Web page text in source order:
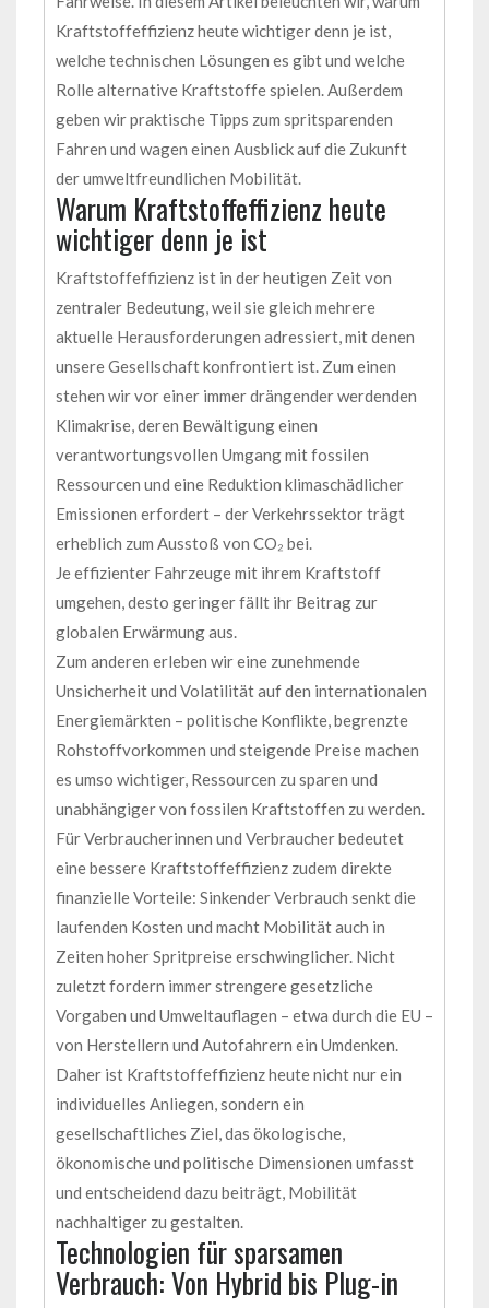
Kraftstoffeffizienz heute wichtiger denn je ist,
welche technischen Lösungen es gibt und welche
Rolle alternative Kraftstoffe spielen. Außerdem
geben wir praktische Tipps zum spritsparenden
Fahren und wagen einen Ausblick auf die Zukunft
der umweltfreundlichen Mobilität.
Warum Kraftstoffeffizienz heute
wichtiger denn je ist
Kraftstoffeffizienz ist in der heutigen Zeit von
zentraler Bedeutung, weil sie gleich mehrere
aktuelle Herausforderungen adressiert, mit denen
unsere Gesellschaft konfrontiert ist. Zum einen
stehen wir vor einer immer drängender werdenden
Klimakrise, deren Bewältigung einen
verantwortungsvollen Umgang mit fossilen
Ressourcen und eine Reduktion klimaschädlicher
Emissionen erfordert – der Verkehrssektor trägt
erheblich zum Ausstoß von CO₂ bei.
Je effizienter Fahrzeuge mit ihrem Kraftstoff
umgehen, desto geringer fällt ihr Beitrag zur
globalen Erwärmung aus.
Zum anderen erleben wir eine zunehmende
Unsicherheit und Volatilität auf den internationalen
Energiemärkten – politische Konflikte, begrenzte
Rohstoffvorkommen und steigende Preise machen
es umso wichtiger, Ressourcen zu sparen und
unabhängiger von fossilen Kraftstoffen zu werden.
Für Verbraucherinnen und Verbraucher bedeutet
eine bessere Kraftstoffeffizienz zudem direkte
finanzielle Vorteile: Sinkender Verbrauch senkt die
laufenden Kosten und macht Mobilität auch in
Zeiten hoher Spritpreise erschwinglicher. Nicht
zuletzt fordern immer strengere gesetzliche
Vorgaben und Umweltauflagen – etwa durch die EU –
von Herstellern und Autofahrern ein Umdenken.
Daher ist Kraftstoffeffizienz heute nicht nur ein
individuelles Anliegen, sondern ein
gesellschaftliches Ziel, das ökologische,
ökonomische und politische Dimensionen umfasst
und entscheidend dazu beiträgt, Mobilität
nachhaltiger zu gestalten.
Technologien für sparsamen
Verbrauch: Von Hybrid bis Plug-in